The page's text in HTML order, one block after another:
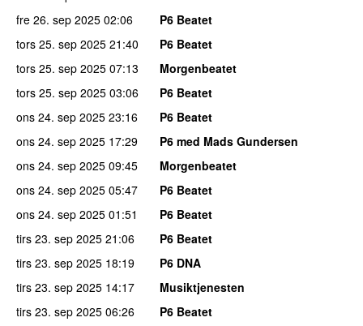
fre 26. sep 2025 02:06
P6 Beatet
tors 25. sep 2025 21:40
P6 Beatet
tors 25. sep 2025 07:13
Morgenbeatet
tors 25. sep 2025 03:06
P6 Beatet
ons 24. sep 2025 23:16
P6 Beatet
ons 24. sep 2025 17:29
P6 med Mads Gundersen
ons 24. sep 2025 09:45
Morgenbeatet
ons 24. sep 2025 05:47
P6 Beatet
ons 24. sep 2025 01:51
P6 Beatet
tirs 23. sep 2025 21:06
P6 Beatet
tirs 23. sep 2025 18:19
P6 DNA
tirs 23. sep 2025 14:17
Musiktjenesten
tirs 23. sep 2025 06:26
P6 Beatet